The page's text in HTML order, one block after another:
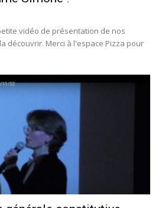
vidéo de présentation de nos
découvrir. Merci à l'espace Pizza pour